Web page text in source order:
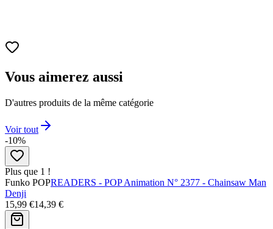
Vous aimerez aussi
D'autres produits de la même catégorie
Voir tout
-10%
Plus que 1 !
Funko POPREADERS - POP Animation N° 2377 - Chainsaw Man
Denji
15,99 €14,39 €